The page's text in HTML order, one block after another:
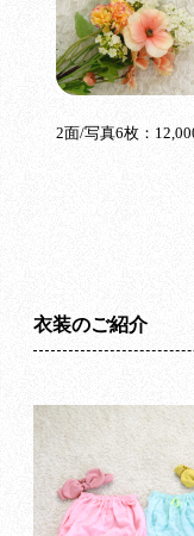
2面/写真6枚：
衣装のご紹介